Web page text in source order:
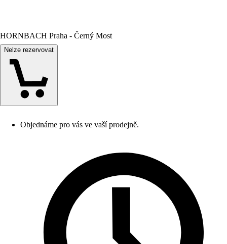
HORNBACH Praha - Černý Most
Nelze rezervovat
Objednáme pro vás ve vaší prodejně.